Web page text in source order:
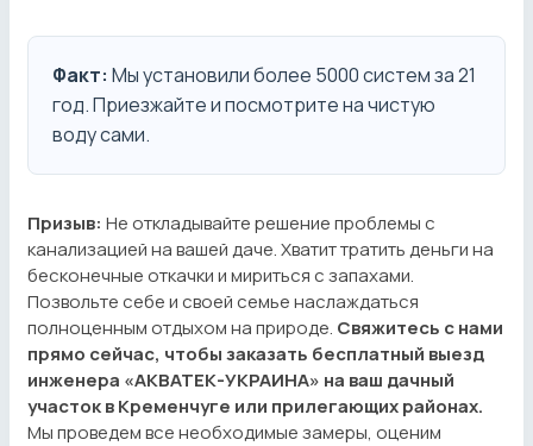
Факт: Мы установили более 5000 систем за 21
год. Приезжайте и посмотрите на чистую
воду сами.
Призыв: Не откладывайте решение проблемы с
канализацией на вашей даче. Хватит тратить деньги на
бесконечные откачки и мириться с запахами.
Позвольте себе и своей семье наслаждаться
полноценным отдыхом на природе. Свяжитесь с нами
прямо сейчас, чтобы заказать бесплатный выезд
инженера «АКВАТЕК-УКРАИНА» на ваш дачный
участок в Кременчуге или прилегающих районах.
Мы проведем все необходимые замеры, оценим